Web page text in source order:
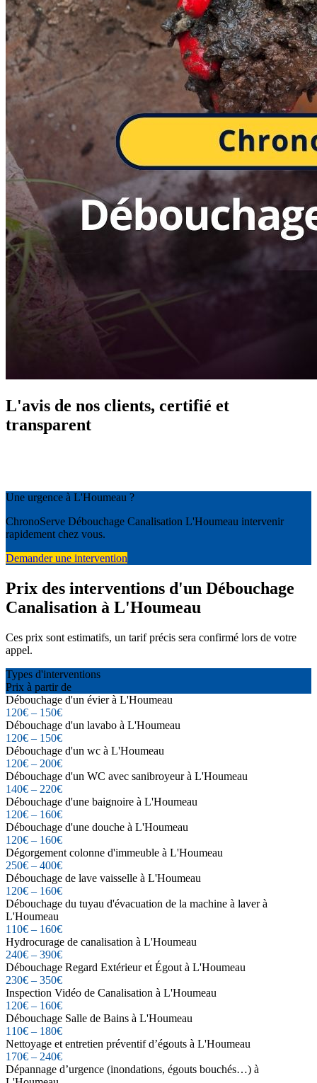
L'avis de nos clients, certifié et
transparent
Une urgence à L'Houmeau ?
ChronoServe Débouchage Canalisation L'Houmeau intervenir
rapidement chez vous.
Demander une intervention
Prix des interventions d'un Débouchage
Canalisation à L'Houmeau
Ces prix sont estimatifs, un tarif précis sera confirmé lors de votre
appel.
Types d'interventions
Prix à partir de
Débouchage d'un évier à L'Houmeau
120€ – 150€
Débouchage d'un lavabo à L'Houmeau
120€ – 150€
Débouchage d'un wc à L'Houmeau
120€ – 200€
Débouchage d'un WC avec sanibroyeur à L'Houmeau
140€ – 220€
Débouchage d'une baignoire à L'Houmeau
120€ – 160€
Débouchage d'une douche à L'Houmeau
120€ – 160€
Dégorgement colonne d'immeuble à L'Houmeau
250€ – 400€
Débouchage de lave vaisselle à L'Houmeau
120€ – 160€
Débouchage du tuyau d'évacuation de la machine à laver à
L'Houmeau
110€ – 160€
Hydrocurage de canalisation à L'Houmeau
240€ – 390€
Débouchage Regard Extérieur et Égout à L'Houmeau
230€ – 350€
Inspection Vidéo de Canalisation à L'Houmeau
120€ – 160€
Débouchage Salle de Bains à L'Houmeau
110€ – 180€
Nettoyage et entretien préventif d’égouts à L'Houmeau
170€ – 240€
Dépannage d’urgence (inondations, égouts bouchés…) à